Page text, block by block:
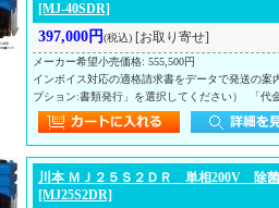
[MJ-40SDR]
397,000円(税込) [お取り寄せ]
メーカー希望小売価格: 555,500円
インボイス対応の適格請求書をデータで発送の
プション:書類発行」を選択してください） 「代
川本 ＭＪ２５Ｓ２ＤＲ 単相200V 除
[MJ25S2DR]